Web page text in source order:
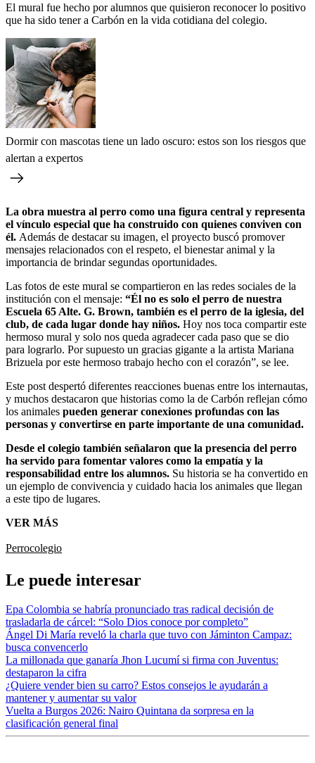
El mural fue hecho por alumnos que quisieron reconocer lo positivo
que ha sido tener a Carbón en la vida cotidiana del colegio.
Dormir con mascotas tiene un lado oscuro: estos son los riesgos que
alertan a expertos
La obra muestra al perro como una figura central y representa
el vínculo especial que ha construido con quienes conviven con
él. Además de destacar su imagen, el proyecto buscó promover
mensajes relacionados con el respeto, el bienestar animal y la
importancia de brindar segundas oportunidades.
Las fotos de este mural se compartieron en las redes sociales de la
institución con el mensaje: “Él no es solo el perro de nuestra
Escuela 65 Alte. G. Brown, también es el perro de la iglesia, del
club, de cada lugar donde hay niños. Hoy nos toca compartir este
hermoso mural y solo nos queda agradecer cada paso que se dio
para lograrlo. Por supuesto un gracias gigante a la artista Mariana
Brizuela por este hermoso trabajo hecho con el corazón”, se lee.
Este post despertó diferentes reacciones buenas entre los internautas,
y muchos destacaron que historias como la de Carbón reflejan cómo
los animales pueden generar conexiones profundas con las
personas y convertirse en parte importante de una comunidad.
Desde el colegio también señalaron que la presencia del perro
ha servido para fomentar valores como la empatía y la
responsabilidad entre los alumnos. Su historia se ha convertido en
un ejemplo de convivencia y cuidado hacia los animales que llegan
a este tipo de lugares.
VER MÁS
Perrocolegio
Le puede interesar
Epa Colombia se habría pronunciado tras radical decisión de
trasladarla de cárcel: “Solo Dios conoce por completo”
Ángel Di María reveló la charla que tuvo con Jáminton Campaz:
busca convencerlo
La millonada que ganaría Jhon Lucumí si firma con Juventus:
destaparon la cifra
¿Quiere vender bien su carro? Estos consejos le ayudarán a
mantener y aumentar su valor
Vuelta a Burgos 2026: Nairo Quintana da sorpresa en la
clasificación general final